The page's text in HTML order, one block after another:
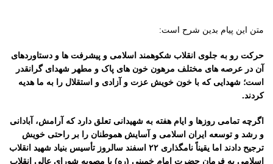
متن این پیام بدین شرح است:
حرکت رو به جلوی انقلاب شکوهمند اسلامی و پیشرفت ها و دستاوردهای
آن در عرصه های مختلف مرهون خون های پاک و مطهر شهدای گرانقدر
است؛ شهدایی که با خون خویش عزت و آزادی و استقلال را به ما هدیه
کردند.
اگرچه تمامی روزها و ایام هفته به شهیدانی تعلق دارد که آرامش، آبادانی
و رشد و توسعه ایران اسلامی و آسایش هموطنان را بر راحتی خویش
ترجیح دادند اما یقیناً نامگذاری ۲۲ اسفند سالروز تأسیس بنیاد شهید انقلاب
اسلامی به فرمان حضرت امام خمینی (ره) با مصوبه شورای عالی انقلاب